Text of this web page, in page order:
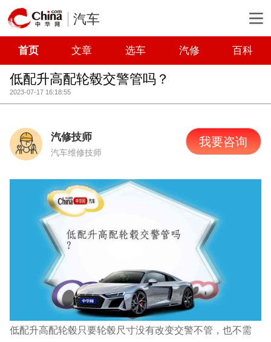
汽车
首页 文章 选车 汽修 百科
低配升高配轮毂交警管吗？
2023-07-17 16:18:55
汽修技师
汽车维修技师
我要咨询
低配升高配轮毂只要轮毂尺寸没有改变交警不管，也不需